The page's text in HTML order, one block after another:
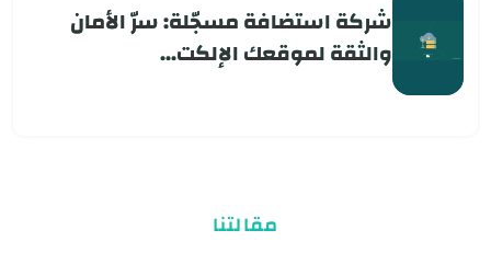
شركة استضافة مسجّلة: سرّ الأمان
والثقة لموقعك الإلكت...
مقالتنا